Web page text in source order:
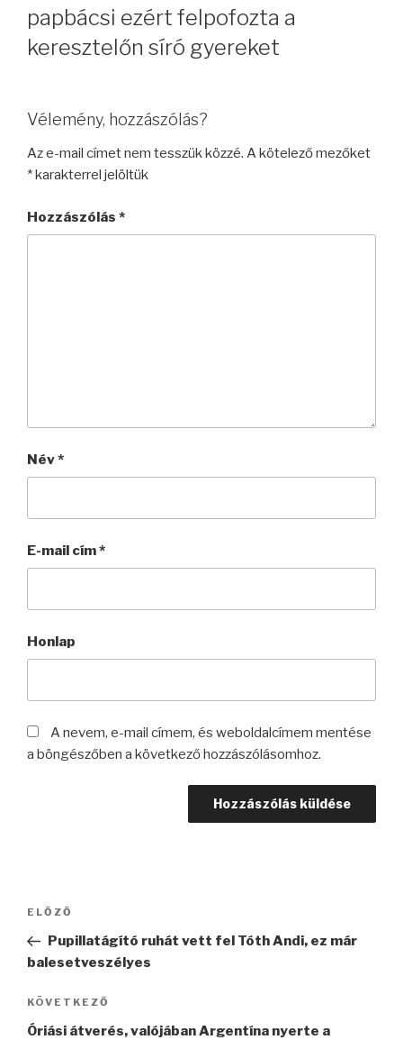
papbácsi ezért felpofozta a
keresztelőn síró gyereket
Vélemény, hozzászólás?
Az e-mail címet nem tesszük közzé. A kötelező mezőket
* karakterrel jelöltük
Hozzászólás *
Név*
E-mail cím*
Honlap
A nevem, e-mail címem, és weboldalcímem mentése
a böngészőben a következő hozzászólásomhoz.
Bejegyzés
Korábbi
bejegyzés
ELŐZŐ
Pupillatágító ruhát vett fel Tóth Andi, ez már
balesetveszélyes
Következő
bejegyzés
KÖVETKEZŐ
Óriási átverés, valójában Argentína nyerte a